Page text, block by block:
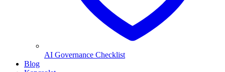
AI Governance Checklist
Blog